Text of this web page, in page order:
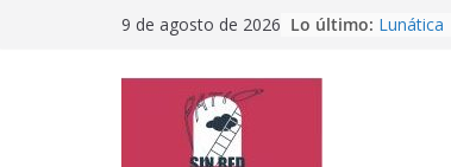
9 de agosto de 2026 Lo último: Lunática